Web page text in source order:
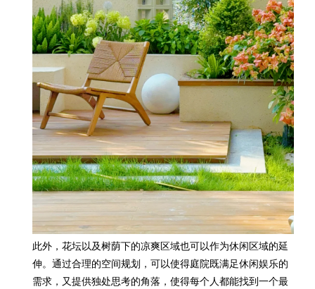
此外， 花坛以及树荫下的凉爽区域也可以作为休闲区域的延
伸。通过合理的空间规划，可以使得庭院既满足休闲娱乐的
需求，又提供独处思考的角落，使得每个人都能找到一个最